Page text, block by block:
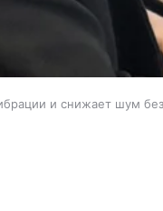
и снижает шум